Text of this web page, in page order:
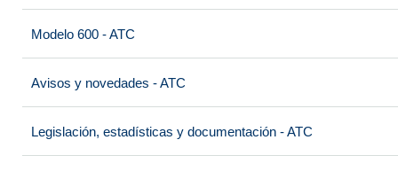
Modelo 600 - ATC
Avisos y novedades - ATC
Legislación, estadísticas y documentación - ATC